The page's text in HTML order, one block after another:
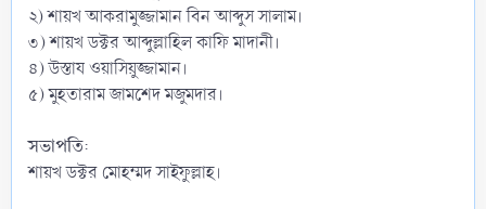
২) শায়খ আকরামুজ্জামান বিন আব্দুস সালাম।
৩) শায়খ ডক্টর আব্দুল্লাহিল কাফি মাদানী।
৪) উস্তায ওয়াসিয়ুজ্জামান।
৫) মুহতারাম জামশেদ মজুমদার।
সভাপতি:
শায়খ ডক্টর মোহম্মদ সাইফুল্লাহ।